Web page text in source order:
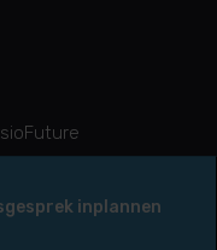
Policyinplannen